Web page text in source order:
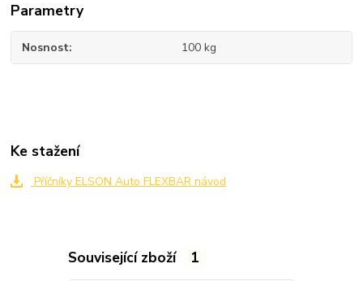
Parametry
Nosnost 100 kg
Ke stažení
Příčníky ELSON Auto FLEXBAR návod
Související zboží 1